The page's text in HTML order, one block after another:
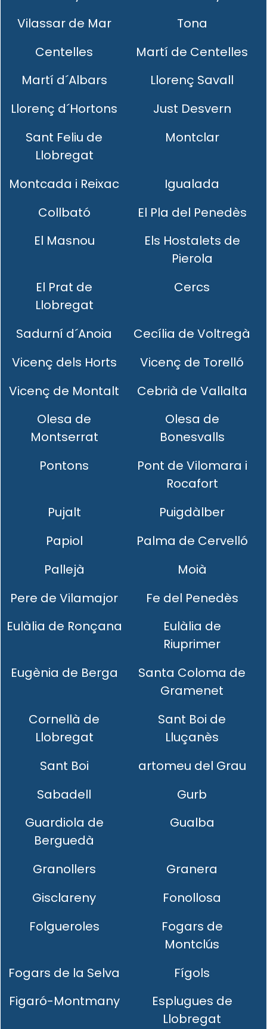
Vilassar de Mar
Tona
Centelles
Martí de Centelles
Martí d´Albars
Llorenç Savall
Llorenç d´Hortons
Just Desvern
Sant Feliu de
Llobregat
Montclar
Montcada i Reixac
Igualada
Collbató
El Pla del Penedès
El Masnou
Els Hostalets de
Pierola
El Prat de
Llobregat
Cercs
Sadurní d´Anoia
Cecília de Voltregà
Vicenç dels Horts
Vicenç de Torelló
Vicenç de Montalt
Cebrià de Vallalta
Olesa de
Montserrat
Olesa de
Bonesvalls
Pontons
Pont de Vilomara i
Rocafort
Pujalt
Puigdàlber
Papiol
Palma de Cervelló
Pallejà
Moià
Pere de Vilamajor
Fe del Penedès
Eulàlia de Ronçana
Eulàlia de
Riuprimer
Eugènia de Berga
Santa Coloma de
Gramenet
Cornellà de
Llobregat
Sant Boi de
Lluçanès
Sant Boi
artomeu del Grau
Sabadell
Gurb
Guardiola de
Berguedà
Gualba
Granollers
Granera
Gisclareny
Fonollosa
Folgueroles
Fogars de
Montclús
Fogars de la Selva
Fígols
Figaró-Montmany
Esplugues de
Llobregat